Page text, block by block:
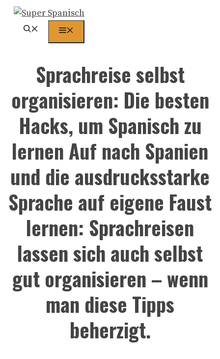
Zum
Inhalt
Sprachreise selbst
organisieren: Die besten
Hacks, um Spanisch zu
lernen Auf nach Spanien
und die ausdrucksstarke
Sprache auf eigene Faust
lernen: Sprachreisen
lassen sich auch selbst
gut organisieren – wenn
man diese Tipps
beherzigt.